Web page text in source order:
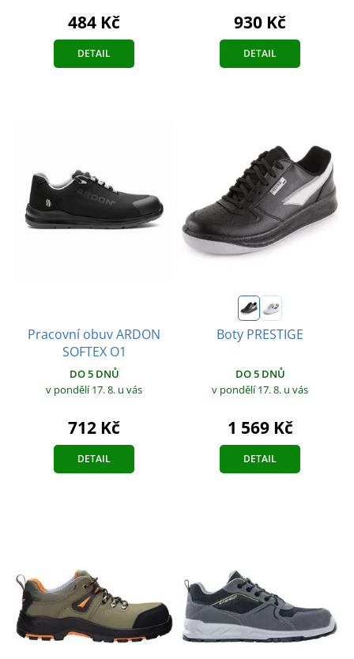
484 Kč
DETAIL
930 Kč
DETAIL
Pracovní obuv ARDON
SOFTEX O1
DO 5 DNŮ
v pondělí 17. 8. u vás
712 Kč
DETAIL
Boty PRESTIGE
DO 5 DNŮ
v pondělí 17. 8. u vás
1 569 Kč
DETAIL